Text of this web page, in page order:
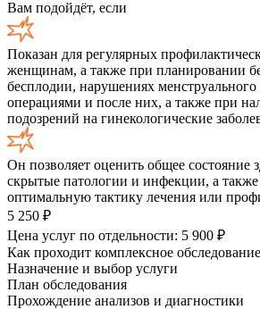
Вам подойдёт, если
Показан для регулярных
женщинам, а также при планировании
бесплодии, нарушениях менструального
операциями и после них, а также при
подозрений на гинекологические
Он позволяет оценить общее состояние
скрытые патологии и инфекции, а также
оптимальную тактику лечения или
5 250 ₽
Цена услуг по отдельности: 5 900 ₽
Как проходит комплексное
Назначение и выбор услуги
План обследования
Прохождение анализов и диагностики